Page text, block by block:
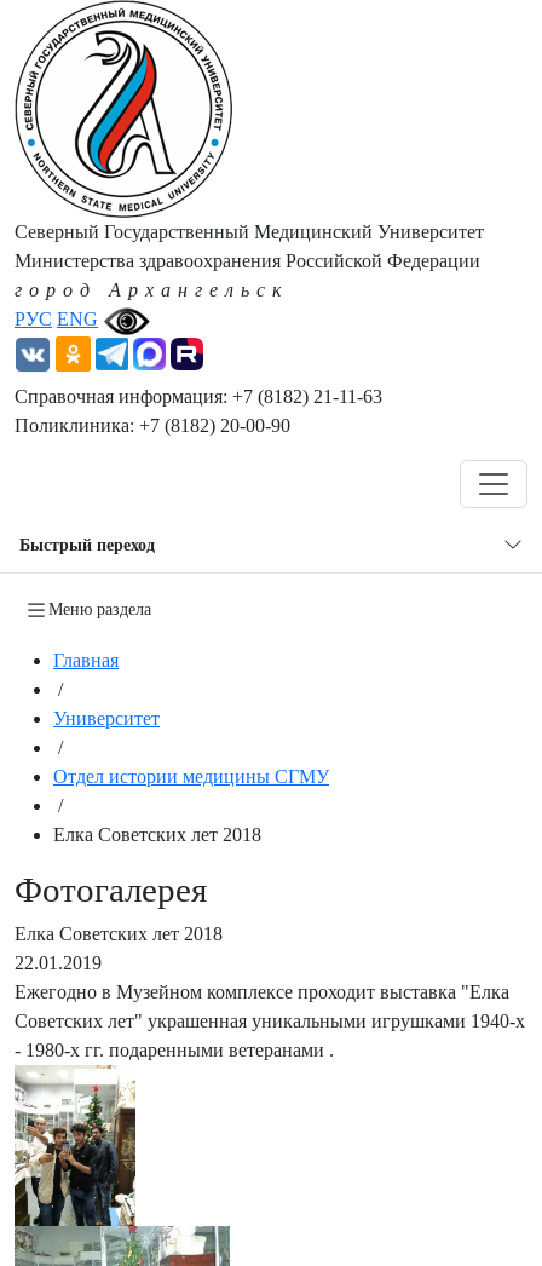
РУС ENG
Северный Государственный Медицинский Университет
Министерства здравоохранения Российской Федерации
город Архангельск
Справочная информация: +7 (8182) 21-11-63
Поликлиника: +7 (8182) 20-00-90
Быстрый переход
Меню раздела
Главная
/
Университет
/
Отдел истории медицины СГМУ
/
Елка Советских лет 2018
Фотогалерея
Елка Советских лет 2018
22.01.2019
Ежегодно в Музейном комплексе проходит выставка "Елка
Советских лет" украшенная уникальными игрушками 1940-х
- 1980-х гг. подаренными ветеранами .